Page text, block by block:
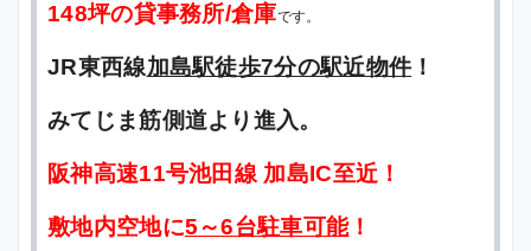
148坪の貸事務所/倉庫です。
JR東西線加島駅徒歩7分の駅近物件 ！
みてじま筋側道より進入。
阪神高速11号池田線 加島IC至近！
敷地内空地に5～6台駐車可能！